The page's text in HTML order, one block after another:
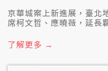
京華城案上新進展，臺北
席柯文哲、應曉薇，延長
押。沈慶京以1億8千萬交
了解更多 →